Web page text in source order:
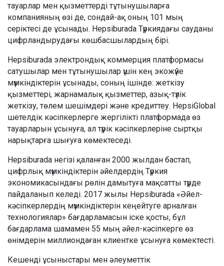
тауарлар мен қызметтерді тұтынушыларға
компанияның өзі де, сондай-ақ оның 101 мың
серіктесі де ұсынады. Hepsiburada Түркиядағы сауданы
цифрландырудағы көшбасшылардың бірі.
Hepsiburada электрондық коммерция платформасы
сатушылар мен тұтынушылар үшін кең экожүйе
мүмкіндіктерін ұсынады, соның ішінде: жеткізу
қызметтері, жарнамалық қызметтер, азық-түлік
жеткізу, төлем шешімдері және кредиттеу. HepsiGlobal
шетелдік кәсіпкерлерге жергілікті платформада өз
тауарларын ұсынуға, ал түрік кәсіпкерлеріне сыртқы
нарықтарға шығуға көмектеседі.
Hepsiburada негізі қаланған 2000 жылдан бастап,
цифрлық мүмкіндіктерін әйелдердің Түркия
экономикасындағы рөлін дамытуға мақсатты түрде
пайдаланып келеді. 2017 жылы Hepsiburada «Әйел-
кәсіпкерлердің мүмкіндіктерін кеңейтуге арналған
технологиялар» бағдарламасын іске қосты, бұл
бағдарлама шамамен 55 мың әйел-кәсіпкерге өз
өнімдерін миллиондаған клиентке ұсынуға көмектесті.
Кешенді ұсыныстары мен әлеуметтік